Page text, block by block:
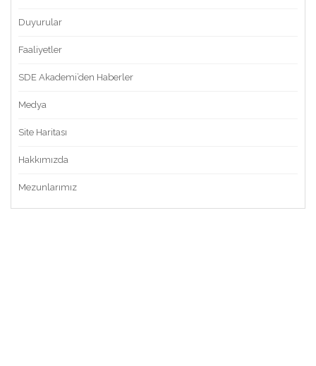
Duyurular
Faaliyetler
SDE Akademi’den Haberler
Medya
Site Haritası
Hakkımızda
Mezunlarımız